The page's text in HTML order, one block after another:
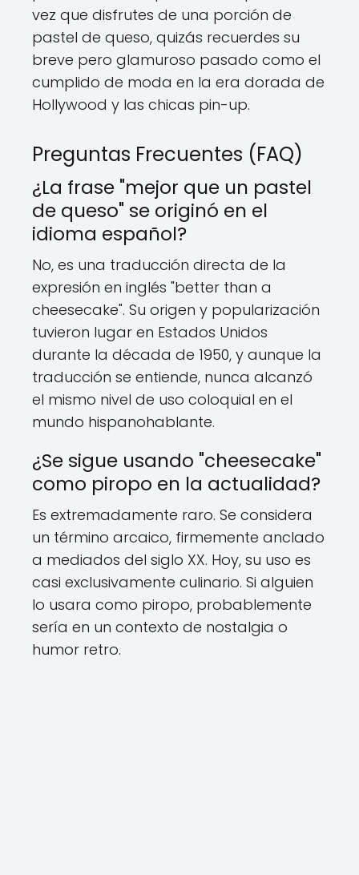
vez que disfrutes de una porción de
pastel de queso, quizás recuerdes su
breve pero glamuroso pasado como el
cumplido de moda en la era dorada de
Hollywood y las chicas pin-up.
Preguntas Frecuentes (FAQ)
¿La frase "mejor que un pastel
de queso" se originó en el
idioma español?
No, es una traducción directa de la
expresión en inglés "better than a
cheesecake". Su origen y popularización
tuvieron lugar en Estados Unidos
durante la década de 1950, y aunque la
traducción se entiende, nunca alcanzó
el mismo nivel de uso coloquial en el
mundo hispanohablante.
¿Se sigue usando "cheesecake"
como piropo en la actualidad?
Es extremadamente raro. Se considera
un término arcaico, firmemente anclado
a mediados del siglo XX. Hoy, su uso es
casi exclusivamente culinario. Si alguien
lo usara como piropo, probablemente
sería en un contexto de nostalgia o
humor retro.